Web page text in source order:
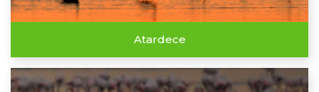
Atardece